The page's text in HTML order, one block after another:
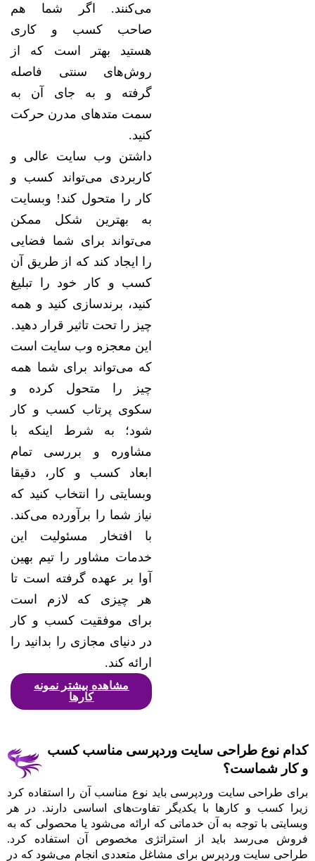
می‌کنند. اگر شما هم
صاحب کسب و کاری
هستید بهتر است که از
روش‌های سنتی فاصله
گرفته و به جای آن به
سمت متدهای مدرن حرکت
کنید.
داشتن وب سایت عالی و
کاربردی می‌تواند کسب و
کار را متحول کند! وبسایت
به بهترین شکل ممکن
می‌تواند برای شما فضایی
را ایجاد کند که از طریق آن
کسب و کار خود را تبلیغ
کنید، برندسازی کنید و همه
چیز را تحت تاثیر قرار دهید.
این معجزه وب سایت است
که می‌تواند برای شما همه
چیز را متحول کرده و
سکوی پرتاب کسب و کار
شود؛ به شرط اینکه با
مشاوره و بررسی تمام
ابعاد کسب و کار، دقیقا
وبسایتی را انتخاب کنید که
نیاز شما را برآورده می‌کند.
با افتخار مسئولیت این
خدمات مشاور را تیم بهین
آوا بر عهده گرفته است تا
هر چیزی که لازم است
برای موفقیت کسب و کار
در دنیای مجازی را بدانید را
ارائه ‌کند.
مشاهده بیشتر نمونه
کارها
کدام نوع طراحی سایت وردپرسی مناسب کسب
و کار شماست؟
برای طراحی سایت وردپرسی باید نوع مناسب آن را استفاده کرد
زیرا کسب و کارها با یکدیگر تفاوت‌های اساسی دارند. در هر
وبسایتی با توجه به آن خدماتی که ارائه می‌شود یا محصولی که به
فروش می‌رسد باید از استراتژی مخصوص آن استفاده کرد.
طراحی سایت وردپرس برای مشاغل متعددی انجام می‌شود که در